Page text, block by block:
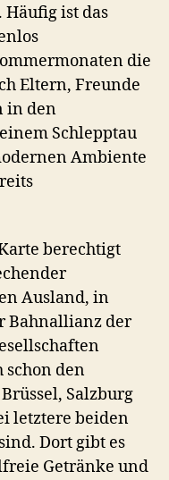
ist das
die
Eltern, Freunde
in den
Schlepptau
Ambiente
berechtigt
Ausland, in
Bahnallianz der
schon den
Salzburg
letztere beiden
Dort gibt es
Getränke und